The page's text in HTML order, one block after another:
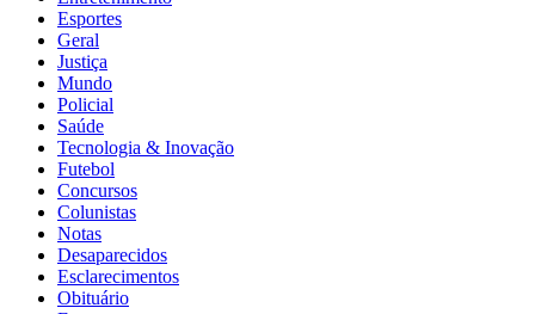
Esportes
Geral
Justiça
Mundo
Policial
Saúde
Tecnologia & Inovação
Futebol
Concursos
Colunistas
Notas
Desaparecidos
Esclarecimentos
Obituário